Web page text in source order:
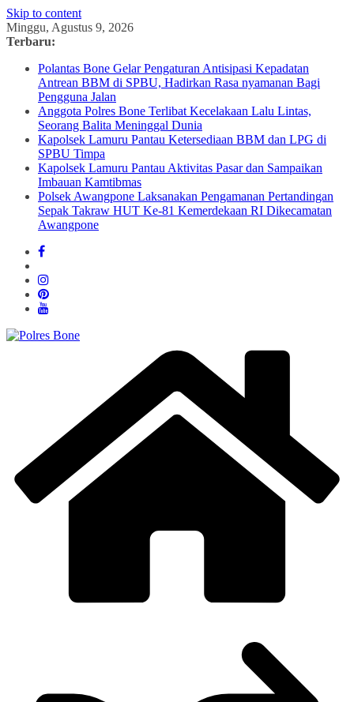
Skip to content
Minggu, Agustus 9, 2026
Terbaru:
Polantas Bone Gelar Pengaturan Antisipasi Kepadatan
Antrean BBM di SPBU, Hadirkan Rasa nyamanan Bagi
Pengguna Jalan
Anggota Polres Bone Terlibat Kecelakaan Lalu Lintas,
Seorang Balita Meninggal Dunia
Kapolsek Lamuru Pantau Ketersediaan BBM dan LPG di
SPBU Timpa
Kapolsek Lamuru Pantau Aktivitas Pasar dan Sampaikan
Imbauan Kamtibmas
Polsek Awangpone Laksanakan Pengamanan Pertandingan
Sepak Takraw HUT Ke-81 Kemerdekaan RI Dikecamatan
Awangpone